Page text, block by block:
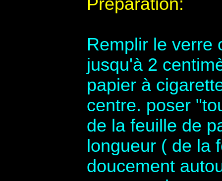
Préparation:
Remplir le verre
jusqu'à 2
papier à
centre. poser
de la feuille de
longueur ( de la
doucement